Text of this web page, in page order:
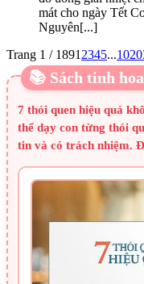
mát cho ngày Tết
Nguyên[...]
Trang 1 / 18912345...1020
📚 Sách tinh
7 thói quen hiệu quả
thể dạy con từng thói
tin và có trách nhiệm.